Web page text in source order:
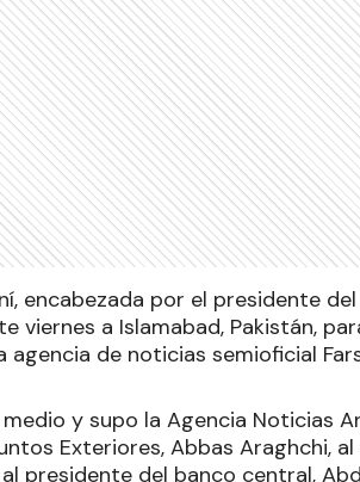
encabezada por el presidente
viernes a Islamabad, Pakistán,
agencia de noticias semioficial
y supo la Agencia Noticias
Exteriores, Abbas Araghchi,
presidente del banco central,